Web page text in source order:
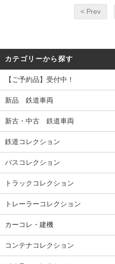
< Prev
カテゴリーから探す
【ご予約品】受付中！
新品 鉄道車両
新古・中古 鉄道車両
鉄道コレクション
バスコレクション
トラックコレクション
トレーラーコレクション
カーコレ・建機
コンテナコレクション